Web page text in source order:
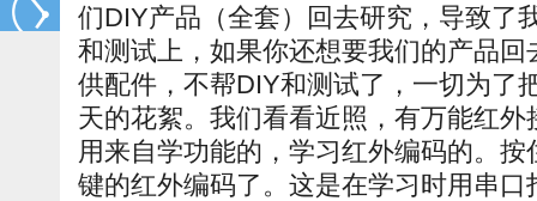
们DIY产品（全套）回去研究，导致了
和测试上，如果你还想要我们的产品
供配件，不帮DIY和测试了，一切为了
天的花絮。我们看看近照，有万能红
用来自学功能的，学习红外编码的。
键的红外编码了。这是在学习时用串